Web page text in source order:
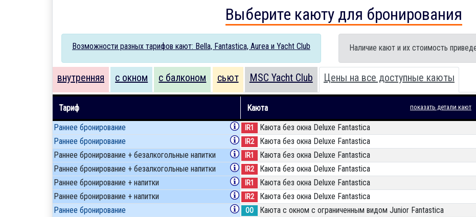
Выберите каюту для бронирования
Возможности разных тарифов кают: Bella, Fantastica, Aurea и Yacht Club Наличие кают и их стоимость
внутренняя с окном с балконом сьют MSC Yacht Club Цены на все доступные каюты
Тариф Каюта показать детали кают
Раннее бронирование IR1 Каюта без окна Deluxe Fantastica
Раннее бронирование IR2 Каюта без окна Deluxe Fantastica
Раннее бронирование + безалкогольные напитки IR1 Каюта без окна Deluxe Fantastica
Раннее бронирование + безалкогольные напитки IR2 Каюта без окна Deluxe Fantastica
Раннее бронирование + напитки IR1 Каюта без окна Deluxe Fantastica
Раннее бронирование + напитки IR2 Каюта без окна Deluxe Fantastica
Раннее бронирование OO Каюта с окном с ограниченным видом Junior Fantastica